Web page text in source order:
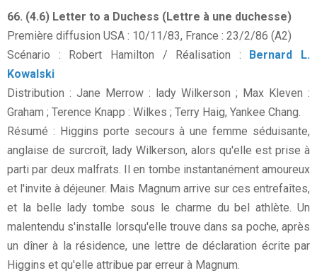
66. (4.6) Letter to a Duchess (Lettre à une duchesse)
Première diffusion USA : 10/11/83, France : 23/2/86 (A2)
Scénario : Robert Hamilton / Réalisation :
Bernard L.
Kowalski
Distribution : Jane Merrow : lady Wilkerson ; Max Kleven :
Graham ; Terence Knapp : Wilkes ; Terry Haig, Yankee Chang.
Résumé : Higgins porte secours à une femme séduisante,
anglaise de surcroît, lady Wilkerson, alors qu'elle est prise à
parti par deux malfrats. Il en tombe instantanément amoureux
et l'invite à déjeuner. Mais Magnum arrive sur ces entrefaîtes,
et la belle lady tombe sous le charme du bel athlète. Un
malentendu s'installe lorsqu'elle trouve dans sa poche, après
un dîner à la résidence, une lettre de déclaration écrite par
Higgins et qu'elle attribue par erreur à Magnum.